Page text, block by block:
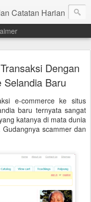
Catatan Harian
Dengan
Baru
e-commerce ke situs
baru ternyata sangat
katanya di mata dunia
scammer dan